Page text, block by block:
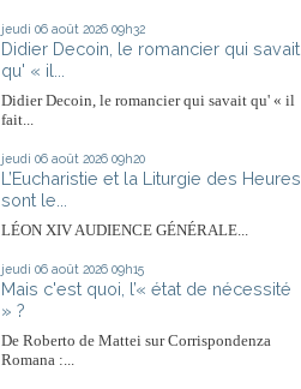
jeudi 06 août 2026 09h32
Didier Decoin, le romancier qui savait
qu' « il...
Didier Decoin, le romancier qui savait qu' « il
fait...
jeudi 06 août 2026 09h20
L’Eucharistie et la Liturgie des Heures
sont le...
LÉON XIV AUDIENCE GÉNÉRALE...
jeudi 06 août 2026 09h15
Mais c'est quoi, l’« état de nécessité
» ?
De Roberto de Mattei sur Corrispondenza
Romana :...